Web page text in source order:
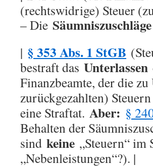
(rechtswidrige) Steuer
– Die Säumniszuschläge
| § 353 Abs. 1 StGB
bestraft das Unterlassen
Finanzbeamte, der die
zurückgezahlten) Steuern
eine Straftat. Aber: §
Behalten der
sind keine „Steuern“ im
„Nebenleistungen“?). |